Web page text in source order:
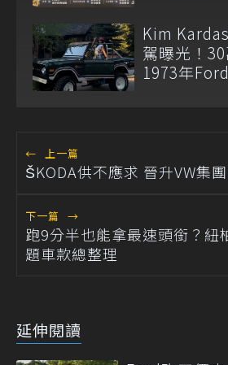
Kim
駕曝光！
1973年
← 上一篇
ŠKODA供不應求 晉升VW集
下一篇 →
跑9分半也能拿最速頭銜？紐
題車款總整理
延伸閱讀